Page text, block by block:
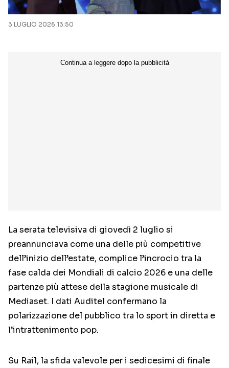
RETROSCENA
Seguici sui social
3 LUGLIO 2026 13:50
La serata televisiva di giovedì 2 luglio si
preannunciava come una delle più competitive
dell’inizio dell’estate, complice l’incrocio tra la
fase calda dei Mondiali di calcio 2026 e una delle
partenze più attese della stagione musicale di
Mediaset. I dati Auditel confermano la
polarizzazione del pubblico tra lo sport in diretta e
l’intrattenimento pop.
Su Rai1, la sfida valevole per i sedicesimi di finale